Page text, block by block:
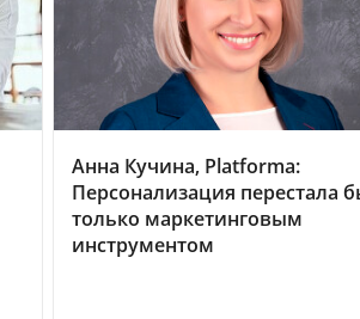
Анна Кучина, Platforma:
Персонализация перестала
только маркетинговым
инструментом